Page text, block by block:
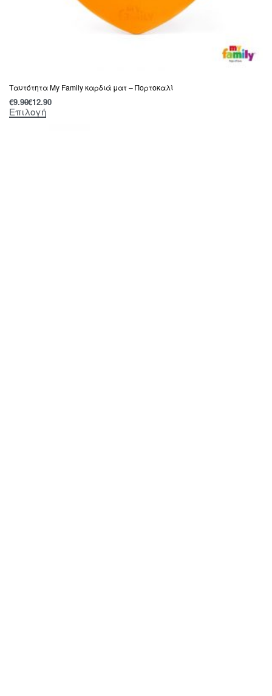
Ταυτότητα My Family καρδιά ματ – Πορτοκαλί
€9.90€12.90
Επιλογή